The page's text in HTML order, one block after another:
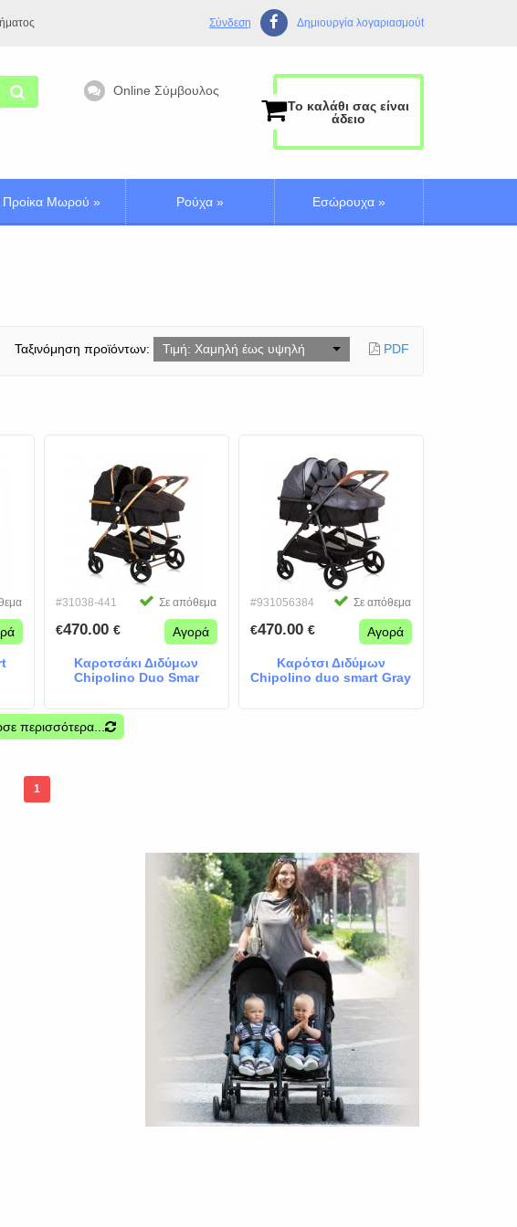
Σύνδεση Δημιουργία λογαριασμούt
Online Σύμβουλος
Το καλάθι σας είναι
άδειο
Προίκα Μωρού » Ρούχα » Εσώρουχα »
Ταξινόμηση προϊόντων: Τιμή: Χαμηλή έως υψηλή PDF
#31038-441 Σε απόθεμα
€470.00 € Αγορά
Καροτσάκι Διδύμων
Chipolino Duo Smar
#931056384 Σε απόθεμα
€470.00 € Αγορά
Καρότσι Διδύμων
Chipolino duo smart Gray
περισσότερα...
1